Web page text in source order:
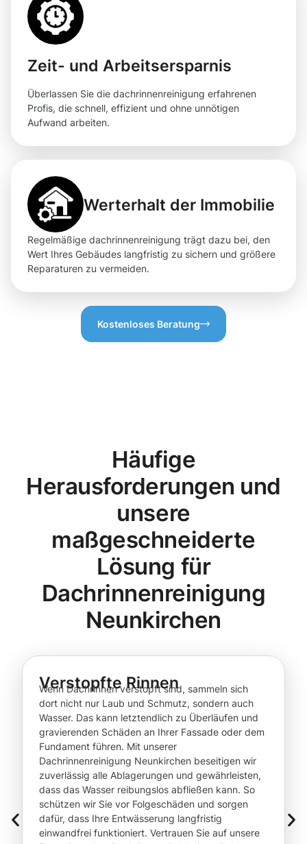
Zeit- und Arbeitsersparnis
Überlassen Sie die dachrinnenreinigung erfahrenen
Profis, die schnell, effizient und ohne unnötigen
Aufwand arbeiten.
Werterhalt der Immobilie
Regelmäßige dachrinnenreinigung trägt dazu bei, den
Wert Ihres Gebäudes langfristig zu sichern und größere
Reparaturen zu vermeiden.
Kostenloses Beratung
Häufige
Herausforderungen und
unsere
maßgeschneiderte
Lösung für
Dachrinnenreinigung
Neunkirchen
Verstopfte Rinnen
Wenn Dachrinnen verstopft sind, sammeln sich
dort nicht nur Laub und Schmutz, sondern auch
Wasser. Das kann letztendlich zu Überläufen und
gravierenden Schäden an Ihrer Fassade oder dem
Fundament führen. Mit unserer
Dachrinnenreinigung Neunkirchen beseitigen wir
zuverlässig alle Ablagerungen und gewährleisten,
dass das Wasser reibungslos abfließen kann. So
schützen wir Sie vor Folgeschäden und sorgen
dafür, dass Ihre Entwässerung langfristig
einwandfrei funktioniert. Vertrauen Sie auf unsere